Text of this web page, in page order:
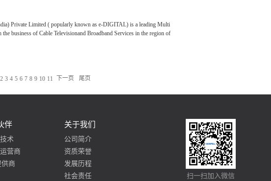
Private Limited ( popularly known as e-DIGITAL) is a leading Multi
business of Cable Televisionand Broadband Services in the region of
requirements of the domestic households & enterprise market. e-
in the region of Karnataka and expanding its services across other
2 3 4 5 6 7 8 9 10 11 下一页 尾页
伴
术
营商
供商
关于我们
公司简介
资质荣誉
发展历程
社会责任
扫一扫加入微信